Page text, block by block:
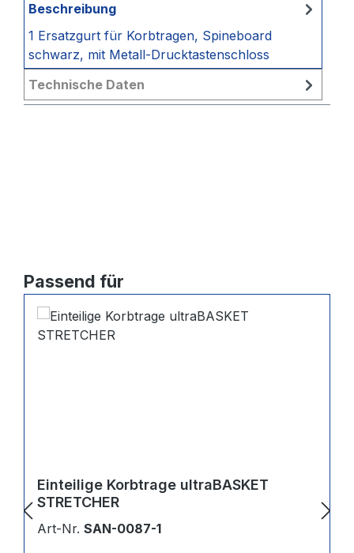
Beschreibung
1 Ersatzgurt für Korbtragen, Spineboard
schwarz, mit Metall-Drucktastenschloss
Technische Daten
Produktgalerie überspringen
Passend für
Einteilige Korbtrage ultraBASKET
STRETCHER
Art-Nr. SAN-0087-1